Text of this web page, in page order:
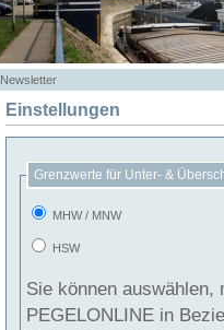
Newsletter
Einstellungen
Grenzwerte für Unter- &
MHW / MNW
HSW
Sie können
PEGELONLINE in Beziehung